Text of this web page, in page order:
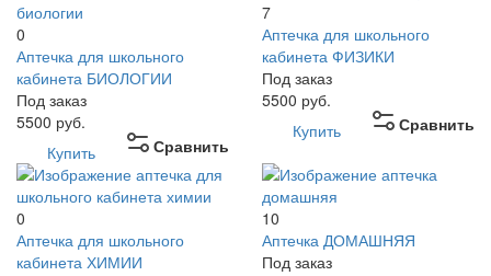
0
Аптечка для школьного
кабинета БИОЛОГИИ
Под заказ
5500 руб.
Сравнить
Купить
7
Аптечка для школьного
кабинета ФИЗИКИ
Под заказ
5500 руб.
Сравнить
Купить
0
Аптечка для школьного
кабинета ХИМИИ
10
Аптечка ДОМАШНЯЯ
Под заказ